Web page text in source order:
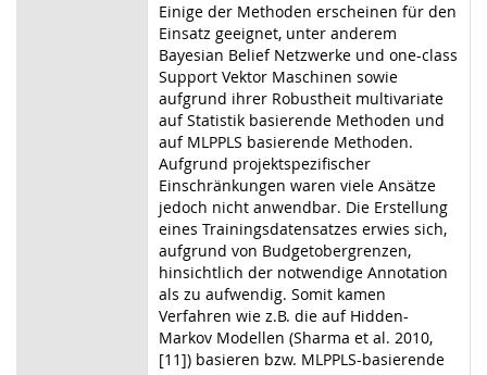
Einige der Methoden erscheinen für den
Einsatz geeignet, unter anderem
Bayesian Belief Netzwerke und one-class
Support Vektor Maschinen sowie
aufgrund ihrer Robustheit multivariate
auf Statistik basierende Methoden und
auf MLPPLS basierende Methoden.
Aufgrund projektspezifischer
Einschränkungen waren viele Ansätze
jedoch nicht anwendbar. Die Erstellung
eines Trainingsdatensatzes erwies sich,
aufgrund von Budgetobergrenzen,
hinsichtlich der notwendige Annotation
als zu aufwendig. Somit kamen
Verfahren wie z.B. die auf Hidden-
Markov Modellen (Sharma et al. 2010,
[11]) basieren bzw. MLPPLS-basierende